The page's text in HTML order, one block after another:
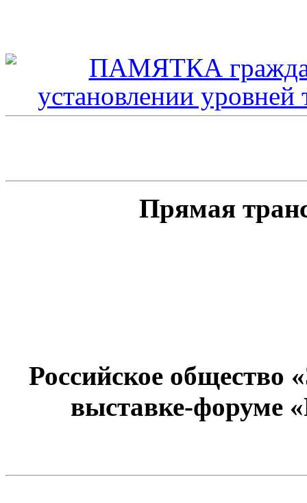
Прямая
Российское общество
выставке-форуме